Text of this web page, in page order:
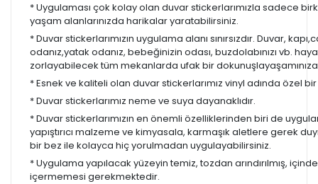
* Uygulaması çok kolay olan duvar stickerlarımızla sadece
yaşam alanlarınızda harikalar yaratabilirsiniz.
* Duvar stickerlarımızın uygulama alanı sınırsızdır. Duvar,
odanız,yatak odanız, bebeğinizin odası, buzdolabınızı vb.
zorlayabilecek tüm mekanlarda ufak bir
* Esnek ve kaliteli olan duvar stickerlarımız vinyl adında özel
* Duvar stickerlarımız neme ve suya dayanaklıdır.
* Duvar stickerlarımızın en önemli özelliklerinden biri de
yapıştırıcı malzeme ve kimyasala, karmaşık aletlere gerek
bir bez ile kolayca hiç yorulmadan uygulayabilirsiniz.
* Uygulama yapılacak yüzeyin temiz, tozdan arındırılmış,
içermemesi gerekmektedir.